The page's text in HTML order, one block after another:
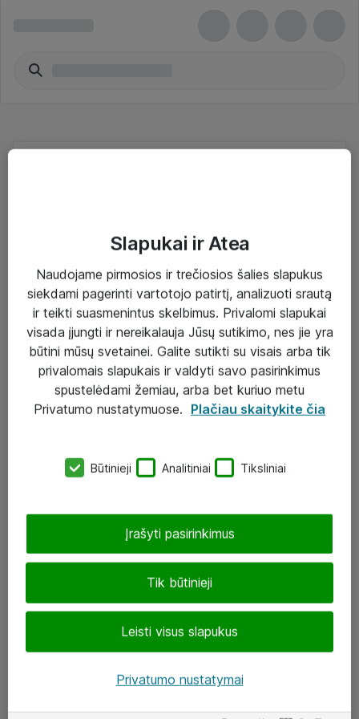
Sprendimai ir paslaugos
Paslaugos
Sprendimai
Įgyvendinti projektai
Atea ekspertų patarimai verslui
UAB „ATEA“
J. Rutkausko g. 6, Vilnius
Atea kontaktai
Aplankykite mus
LinkedIn
Renginiai
Slapukai ir Atea
Naudojame pirmosios ir trečiosios šalies slapukus
siekdami pagerinti vartotojo patirtį, analizuoti srautą
ir teikti suasmenintus skelbimus. Privalomi slapukai
visada įjungti ir nereikalauja Jūsų sutikimo, nes jie yra
būtini mūsų svetainei. Galite sutikti su visais arba tik
privalomais slapukais ir valdyti savo pasirinkimus
spustelėdami žemiau, arba bet kuriuo metu
Privatumo nustatymuose. Plačiau skaitykite čia
Būtinieji Analitiniai Tiksliniai
Tik būtinieji
Leisti visus slapukus
Įrašyti pasirinkimus
Privatumo nustatymai